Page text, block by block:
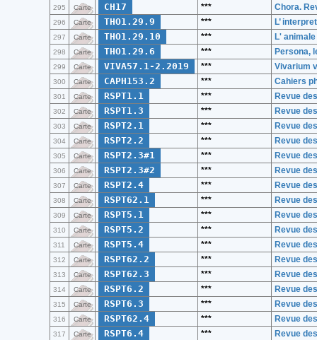
295 Carte CH17 *** Chora.
296 Carte THO1.29.9 *** L’
297 Carte THO1.29.10 *** L'
298 Carte THO1.29.6 *** Persona,
299 Carte VIVA57.1-2.2019 *** Vivarium
300 Carte CAPH153.2 *** Cahiers
301 Carte RSPT1.1 *** Revue
302 Carte RSPT1.3 *** Revue
303 Carte RSPT2.1 *** Revue
304 Carte RSPT2.2 *** Revue
305 Carte RSPT2.3#1 *** Revue
306 Carte RSPT2.3#2 *** Revue
307 Carte RSPT2.4 *** Revue
308 Carte RSPT62.1 *** Revue
309 Carte RSPT5.1 *** Revue
310 Carte RSPT5.2 *** Revue
311 Carte RSPT5.4 *** Revue
312 Carte RSPT62.2 *** Revue
313 Carte RSPT62.3 *** Revue
314 Carte RSPT6.2 *** Revue
315 Carte RSPT6.3 *** Revue
316 Carte RSPT62.4 *** Revue
317 Carte RSPT6.4 *** Revue